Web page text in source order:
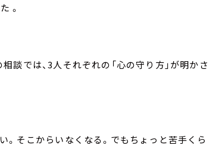
。
談では、3人それぞれの「心の守り方」が明かさ
。そこからいなくなる。でもちょっと苦手くら